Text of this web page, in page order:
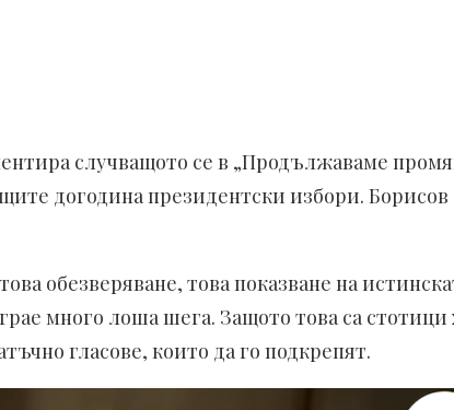
случващото се в „Продължаваме
догодина президентски избори.
обезверяване, това показване на
много лоша шега. Защото това са
гласове, които да го подкрепят.